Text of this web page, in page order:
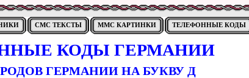
СМС ТЕКСТЫ ММС КАРТИНКИ ТЕЛЕФОННЫЕ КОДЫ
КОДЫ ГЕРМАНИИ
ГЕРМАНИИ НА БУКВУ Д